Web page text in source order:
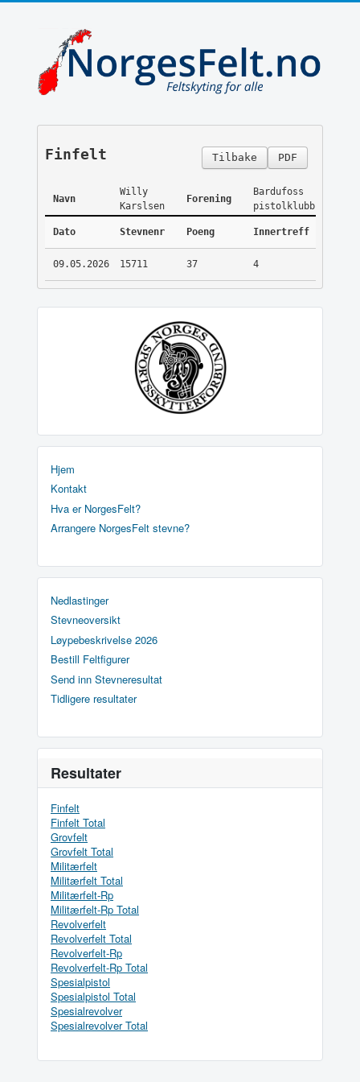
PDF
Tilbake
Finfelt
Navn
Willy
Karslsen
Forening
Bardufoss
pistolklubb
Dato Stevnenr Poeng Innertreff
09.05.2026 15711 37 4
Hjem
Kontakt
Hva er NorgesFelt?
Arrangere NorgesFelt stevne?
Nedlastinger
Stevneoversikt
Løypebeskrivelse 2026
Bestill Feltfigurer
Send inn Stevneresultat
Tidligere resultater
Resultater
Finfelt
Finfelt Total
Grovfelt
Grovfelt Total
Militærfelt
Militærfelt Total
Militærfelt-Rp
Militærfelt-Rp Total
Revolverfelt
Revolverfelt Total
Revolverfelt-Rp
Revolverfelt-Rp Total
Spesialpistol
Spesialpistol Total
Spesialrevolver
Spesialrevolver Total